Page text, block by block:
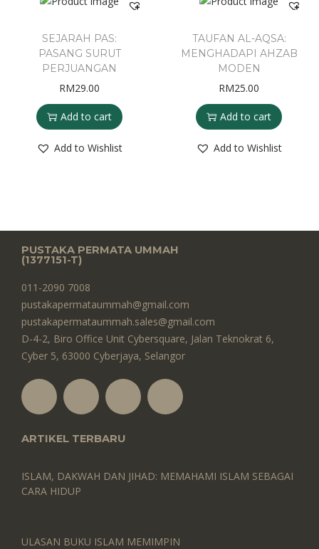
SEJARAH PAS:
PASANG SURUT
PERJUANGAN
RM29.00
Add to cart
Add to Wishlist
TAUFAN AL-AQSA:
MENGHADAPI AHZAB
MODEN
RM25.00
Add to cart
Add to Wishlist
PUSTAKA PERMATA UMMAH
(1377151-T)​
011-2090 7008
pustakapermataummah@gmail.com
pustakapermataummah.sales@gmail.com
D-4-2, Biro Office Unit Cybersquare, Jalan Teknokrat 6,
Cyber 5, 63000 Cyberjaya, Selangor
ARTIKEL TERBARU
ISLAM, DAKWAH DAN JIHAD: MEMAHAMI ISLAM SEBAGAI
CARA HIDUP
ULASAN BUKU ISLAM MEMIMPIN